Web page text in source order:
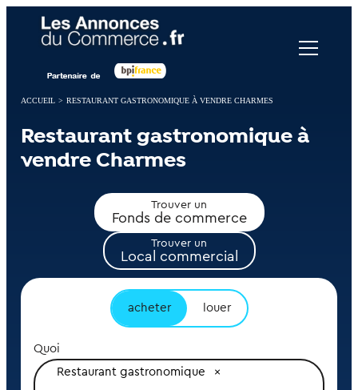
ACCUEIL > RESTAURANT GASTRONOMIQUE À VENDRE CHARMES
Restaurant gastronomique à
vendre Charmes
Trouver un
Fonds de commerce
Trouver un
Local commercial
acheter louer
Quoi
Restaurant gastronomique
Panneau de gestion des cookies